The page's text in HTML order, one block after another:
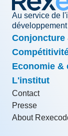
Au service de
Conjoncture
Economie &
L'institut
Contact
Presse
About